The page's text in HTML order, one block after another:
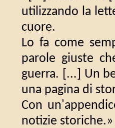
utilizzando la
cuore.
Lo fa come
parole giuste
guerra. [...] Un
una pagina di
Con
notizie storiche.»